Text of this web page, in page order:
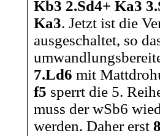
Kb3 2.Sd4+ Ka3
Ka3. Jetzt ist die
ausgeschaltet, so
7.Ld6 mit
f5 sperrt die 5.
muss der wSb6
werden. Daher erst